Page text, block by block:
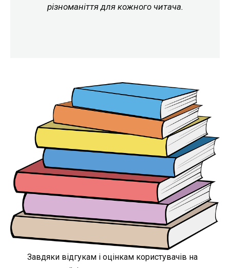
різноманіття для кожного читача.
Завдяки відгукам і оцінкам користувачів на